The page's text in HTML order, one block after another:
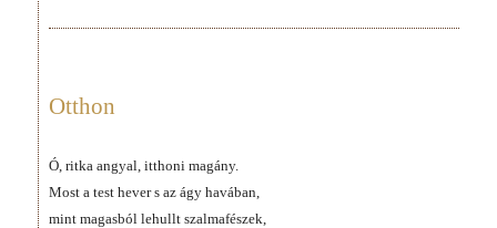
Otthon
Ó, ritka angyal, itthoni magány.
Most a test hever s az ágy havában,
mint magasból lehullt szalmafészek,